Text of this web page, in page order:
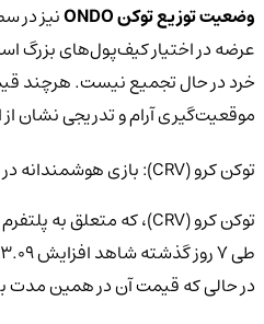
وضعیت توزیع توکن ONDO
عرضه در اختیار کیف‌پول‌های بزرگ
خرد در حال تجمیع نیست. هرچند
موقعیت‌گیری آرام و تدریجی نشان از
توکن کرو (CRV): بازی هوشمندانه در قلب دیفای
در حالی که قیمت آن در همین مدت بیش از ۱۱.۲٪ رشد